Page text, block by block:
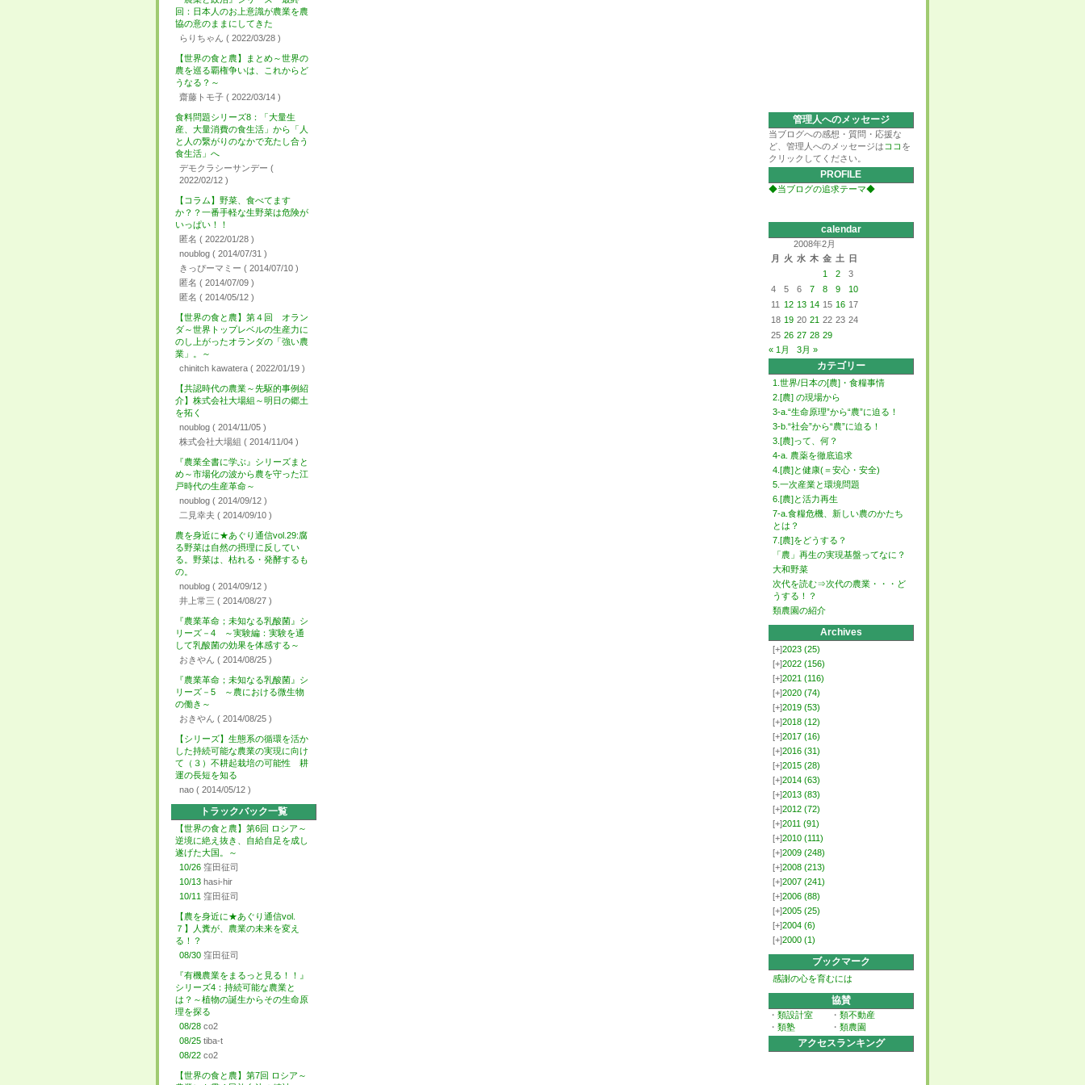
回：日本人のお上意識が農業を農
協の意のままにしてきた
らりちゃん ( 2022/03/28 )
【世界の食と農】まとめ～世界の
農を巡る覇権争いは、これからど
うなる？～
齋藤トモ子 ( 2022/03/14 )
食料問題シリーズ8：「大量生
産、大量消費の食生活」から「人
と人の繋がりのなかで充たし合う
食生活」へ
デモクラシーサンデー (
2022/02/12 )
【コラム】野菜、食べてます
か？？一番手軽な生野菜は危険が
いっぱい！！
匿名 ( 2022/01/28 )
noublog ( 2014/07/31 )
きっぴーマミー ( 2014/07/10 )
匿名 ( 2014/07/09 )
匿名 ( 2014/05/12 )
【世界の食と農】第４回 オラン
ダ～世界トップレベルの生産力に
のし上がったオランダの「強い農
業」。～
chinitch kawatera ( 2022/01/19 )
【共認時代の農業～先駆的事例紹
介】株式会社大場組～明日の郷土
を拓く
noublog ( 2014/11/05 )
株式会社大場組 ( 2014/11/04 )
『農業全書に学ぶ』シリーズまと
め～市場化の波から農を守った江
戸時代の生産革命～
noublog ( 2014/09/12 )
二見幸夫 ( 2014/09/10 )
農を身近に★あぐり通信vol.29:腐
る野菜は自然の摂理に反してい
る。野菜は、枯れる・発酵するも
の。
noublog ( 2014/09/12 )
井上常三 ( 2014/08/27 )
『農業革命；未知なる乳酸菌』シ
リーズ－4 ～実験編：実験を通
して乳酸菌の効果を体感する～
おきやん ( 2014/08/25 )
『農業革命；未知なる乳酸菌』シ
リーズ－5 ～農における微生物
の働き～
おきやん ( 2014/08/25 )
【シリーズ】生態系の循環を活か
した持続可能な農業の実現に向け
て（３）不耕起栽培の可能性 耕
運の長短を知る
nao ( 2014/05/12 )
トラックバック一覧
【世界の食と農】第6回 ロシア～
逆境に絶え抜き、自給自足を成し
遂げた大国。～
10/26 窪田征司
10/13 hasi-hir
10/11 窪田征司
【農を身近に★あぐり通信vol.
７】人糞が、農業の未来を変え
る！？
08/30 窪田征司
『有機農業をまるっと見る！！』
シリーズ4：持続可能な農業と
は？～植物の誕生からその生命原
理を探る
08/28 co2
08/25 tiba-t
08/22 co2
【世界の食と農】第7回 ロシア～
管理人へのメッセージ
当ブログへの感想・質問・応援な
ど、管理人へのメッセージは ココ を
クリックしてください。
PROFILE
◆当ブログの追求テーマ◆
calendar
2008年2月
月
火 水 木 金 土
日
1
2
3
4
5 6 7 8 9
10
11
12 13 14 15 16 17
18 19 20 21 22 23 24
25 26 27 28 29
« 1月
3月 »
カテゴリー
1.世界/日本の[農]・食糧事情
2.[農] の現場から
3-a.“生命原理”から“農”に迫る！
3-b.“社会”から“農”に迫る！
3.[農]って、何？
4-a. 農薬を徹底追求
4.[農]と健康(＝安心・安全)
5.一次産業と環境問題
6.[農]と活力再生
7-a.食糧危機、新しい農のかたち
とは？
7.[農]をどうする？
「農」再生の実現基盤ってなに？
大和野菜
次代を読む⇒次代の農業・・・ど
うする！？
類農園の紹介
Archives
[+]2023 (25)
[+]2022 (156)
[+]2021 (116)
[+]2020 (74)
[+]2019 (53)
[+]2018 (12)
[+]2017 (16)
[+]2016 (31)
[+]2015 (28)
[+]2014 (63)
[+]2013 (83)
[+]2012 (72)
[+]2011 (91)
[+]2010 (111)
[+]2009 (248)
[+]2008 (213)
[+]2007 (241)
[+]2006 (88)
[+]2005 (25)
[+]2004 (6)
[+]2000 (1)
ブックマーク
感謝の心を育むには
協賛
・ 類設計室 ・ 類不動産
・ 類塾 ・ 類農園
アクセスランキング